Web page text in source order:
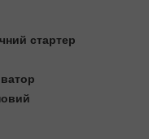
стартер